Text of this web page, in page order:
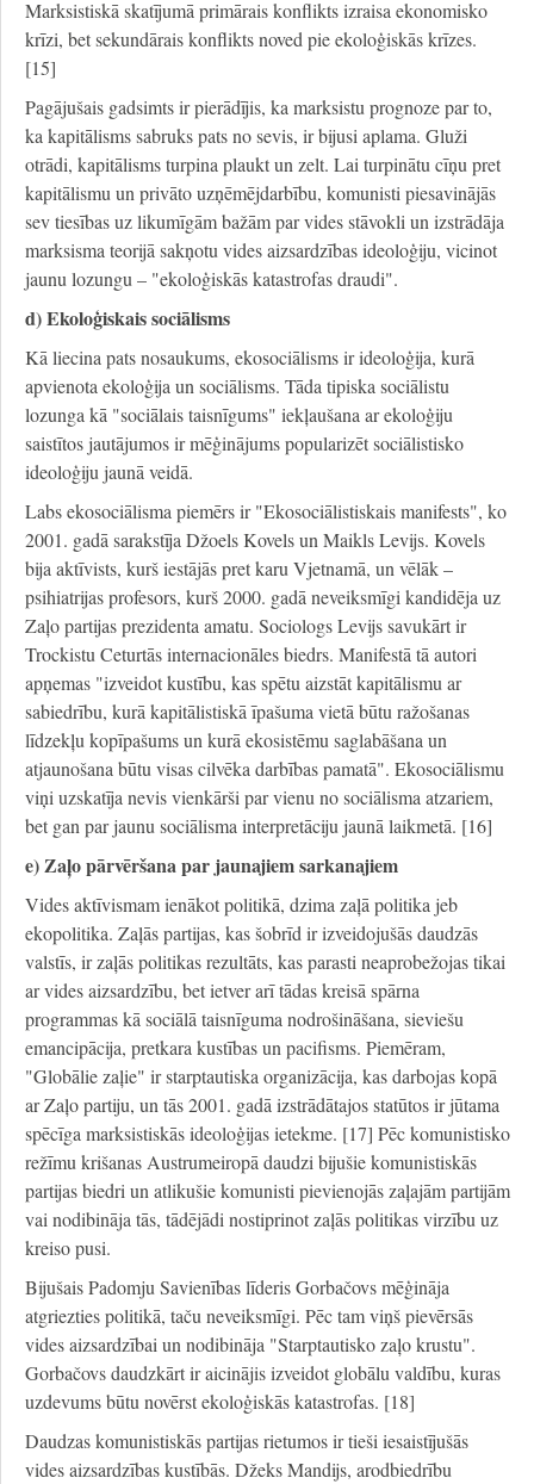
Marksistiskā skatījumā primārais konflikts izraisa ekonomisko
krīzi, bet sekundārais konflikts noved pie ekoloģiskās krīzes.
[15]
Pagājušais gadsimts ir pierādījis, ka marksistu prognoze par to,
ka kapitālisms sabruks pats no sevis, ir bijusi aplama. Gluži
otrādi, kapitālisms turpina plaukt un zelt. Lai turpinātu cīņu pret
kapitālismu un privāto uzņēmējdarbību, komunisti piesavinājās
sev tiesības uz likumīgām bažām par vides stāvokli un izstrādāja
marksisma teorijā sakņotu vides aizsardzības ideoloģiju, vicinot
jaunu lozungu – "ekoloģiskās katastrofas draudi".
d) Ekoloģiskais sociālisms
Kā liecina pats nosaukums, ekosociālisms ir ideoloģija, kurā
apvienota ekoloģija un sociālisms. Tāda tipiska sociālistu
lozunga kā "sociālais taisnīgums" iekļaušana ar ekoloģiju
saistītos jautājumos ir mēģinājums popularizēt sociālistisko
ideoloģiju jaunā veidā.
Labs ekosociālisma piemērs ir "Ekosociālistiskais manifests", ko
2001. gadā sarakstīja Džoels Kovels un Maikls Levijs. Kovels
bija aktīvists, kurš iestājās pret karu Vjetnamā, un vēlāk –
psihiatrijas profesors, kurš 2000. gadā neveiksmīgi kandidēja uz
Zaļo partijas prezidenta amatu. Sociologs Levijs savukārt ir
Trockistu Ceturtās internacionāles biedrs. Manifestā tā autori
apņemas "izveidot kustību, kas spētu aizstāt kapitālismu ar
sabiedrību, kurā kapitālistiskā īpašuma vietā būtu ražošanas
līdzekļu kopīpašums un kurā ekosistēmu saglabāšana un
atjaunošana būtu visas cilvēka darbības pamatā". Ekosociālismu
viņi uzskatīja nevis vienkārši par vienu no sociālisma atzariem,
bet gan par jaunu sociālisma interpretāciju jaunā laikmetā. [16]
e) Zaļo pārvēršana par jaunajiem sarkanajiem
Vides aktīvismam ienākot politikā, dzima zaļā politika jeb
ekopolitika. Zaļās partijas, kas šobrīd ir izveidojušās daudzās
valstīs, ir zaļās politikas rezultāts, kas parasti neaprobežojas tikai
ar vides aizsardzību, bet ietver arī tādas kreisā spārna
programmas kā sociālā taisnīguma nodrošināšana, sieviešu
emancipācija, pretkara kustības un pacifisms. Piemēram,
"Globālie zaļie" ir starptautiska organizācija, kas darbojas kopā
ar Zaļo partiju, un tās 2001. gadā izstrādātajos statūtos ir jūtama
spēcīga marksistiskās ideoloģijas ietekme. [17] Pēc komunistisko
režīmu krišanas Austrumeiropā daudzi bijušie komunistiskās
partijas biedri un atlikušie komunisti pievienojās zaļajām partijām
vai nodibināja tās, tādējādi nostiprinot zaļās politikas virzību uz
kreiso pusi.
Bijušais Padomju Savienības līderis Gorbačovs mēģināja
atgriezties politikā, taču neveiksmīgi. Pēc tam viņš pievērsās
vides aizsardzībai un nodibināja "Starptautisko zaļo krustu".
Gorbačovs daudzkārt ir aicinājis izveidot globālu valdību, kuras
uzdevums būtu novērst ekoloģiskās katastrofas. [18]
Daudzas komunistiskās partijas rietumos ir tieši iesaistījušās
vides aizsardzības kustībās. Džeks Mandijs, arodbiedrību